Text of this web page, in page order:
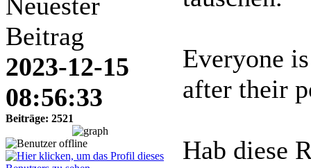
Beitrag
2023-12-15
08:56:33
Beiträge: 2521
Everyone
after their
Hab diese